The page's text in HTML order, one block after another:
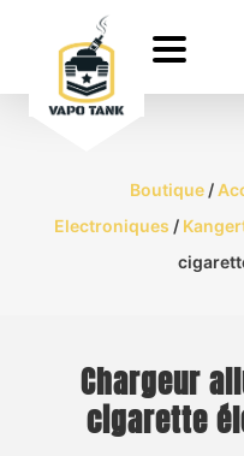
Boutique/
Electroniques /
Chargeur
cigarette